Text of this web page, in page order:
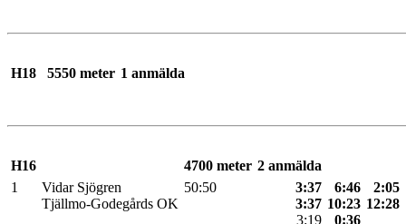
H18 5550 meter 1 anmälda
H16 4700 meter 2 anmälda
1
Vidar Sjögren
Tjällmo-Godegårds OK
50:50
3:37
3:37
3:19
6:46
10:23
0:36
2:05
12:28